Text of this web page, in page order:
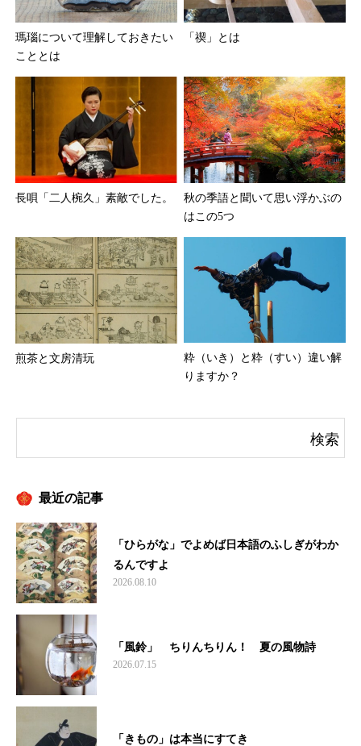
瑪瑙について理解しておきたい
こととは
「禊」とは
長唄「二人椀久」素敵でした。
秋の季語と聞いて思い浮かぶの
はこの5つ
煎茶と文房清玩
粋（いき）と粋（すい）違い解
りますか？
最近の記事
「ひらがな」でよめば日本語のふしぎがわか
るんですよ
2026.08.10
「風鈴」 ちりんちりん！ 夏の風物詩
2026.07.15
「きもの」は本当にすてき